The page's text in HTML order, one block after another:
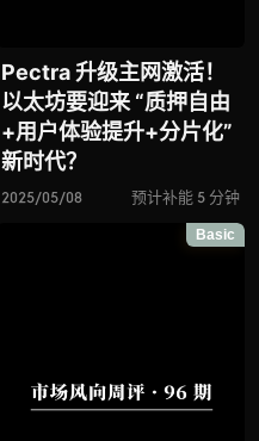
Pectra 升级主网激活！
以太坊要迎来 “质押自由
+用户体验提升+分片化”
新时代？
2025/05/08 预计补能 5 分钟
Basic